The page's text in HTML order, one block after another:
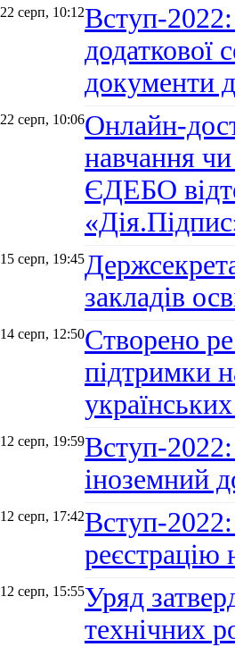
22 серп, 10:12Вступ-
додаткової
документи
22 серп, 10:06Онлайн-
навчання
ЄДЕБО
15 серп, 19:45
закладів
14 серп, 12:50Створено
підтримки
12 серп, 19:59Вступ-
іноземний
12 серп, 17:42Вступ-
12 серп, 15:55Уряд
технічних